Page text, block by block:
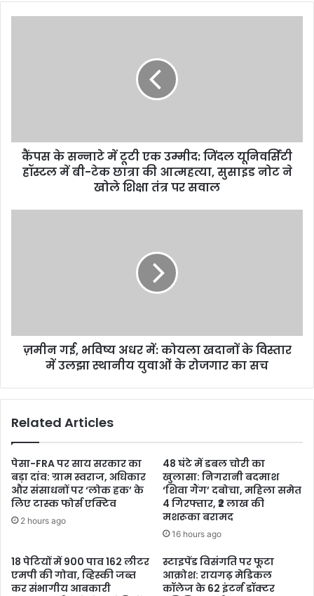
कैंपस के सन्नाटे में टूटी एक उम्मीद: जिंदल यूनिवर्सिटी
हॉस्टल में बी-टेक छात्रा की आत्महत्या, सुसाइड नोट ने
खोले शिक्षा तंत्र पर सवाल
ज़मीन गई, भविष्य अधर में: कोयला खदानों के विस्तार
में उलझा स्थानीय युवाओं के रोजगार का सच
Related Articles
पेसा-FRA पर साय सरकार का
बड़ा दांव: ग्राम स्वराज, अधिकार
और संसाधनों पर ‘लोक हक’ के
लिए टास्क फोर्स एक्टिव
2 hours ago
48 घंटे में डबल चोरी का
खुलासा: निगरानी बदमाश
‘शिवा गैंग’ दबोचा, महिला समेत
4 गिरफ्तार, ₹2 लाख की
मशरूका बरामद
16 hours ago
18 पेटियों में 900 पाव 162 लीटर
एमपी की गोवा, व्हिस्की जब्त
कर संभागीय आबकारी
स्टाइपेंड विसंगति पर फूटा
आक्रोश: रायगढ़ मेडिकल
कॉलेज के 62 इंटर्न डॉक्टर